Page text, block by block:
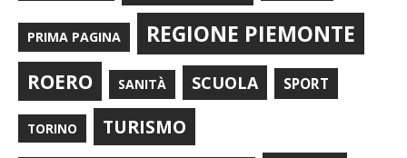
PRIMA PAGINA REGIONE PIEMONTE
ROERO SANITÀ SCUOLA SPORT
TORINO TURISMO